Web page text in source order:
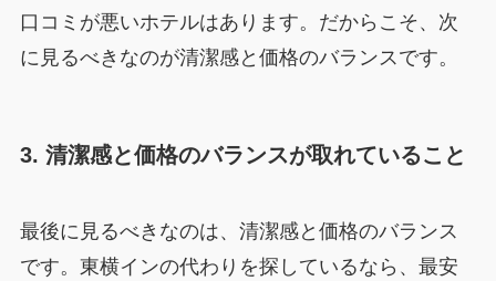
口コミが悪いホテルはあります。だからこそ、次
に見るべきなのが清潔感と価格のバランスです。
3. 清潔感と価格のバランスが取れていること
最後に見るべきなのは、清潔感と価格のバランス
です。東横インの代わりを探しているなら、最安